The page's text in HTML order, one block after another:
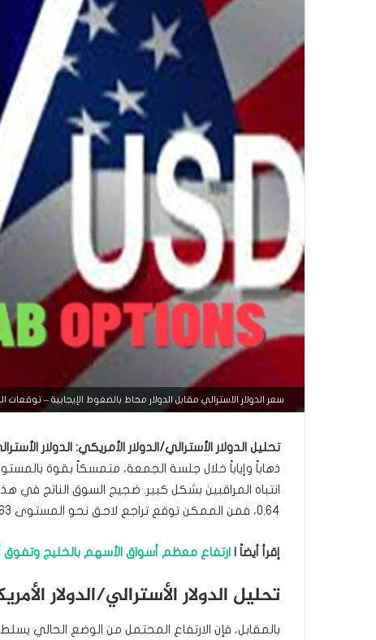
سعر الدولار الاسترالي مقابل الدولار محاط بالضغوط الإيجابية – توقعات اليوم – 15-
تحليل الدولار الأسترالي/الدولار الأمريكي: الدولار
انتباه المراقبين بشكل كبير. ضجيج السوق الناتج في
0.64، فمن الممكن توقع تراجع لاحق نحو المستوى 0.63.
إقرأ أيضاً | ارتفاع معظم أسواق الأسهم بالخليج وتفوق
تحليل الدولار الأسترالي/الدولار